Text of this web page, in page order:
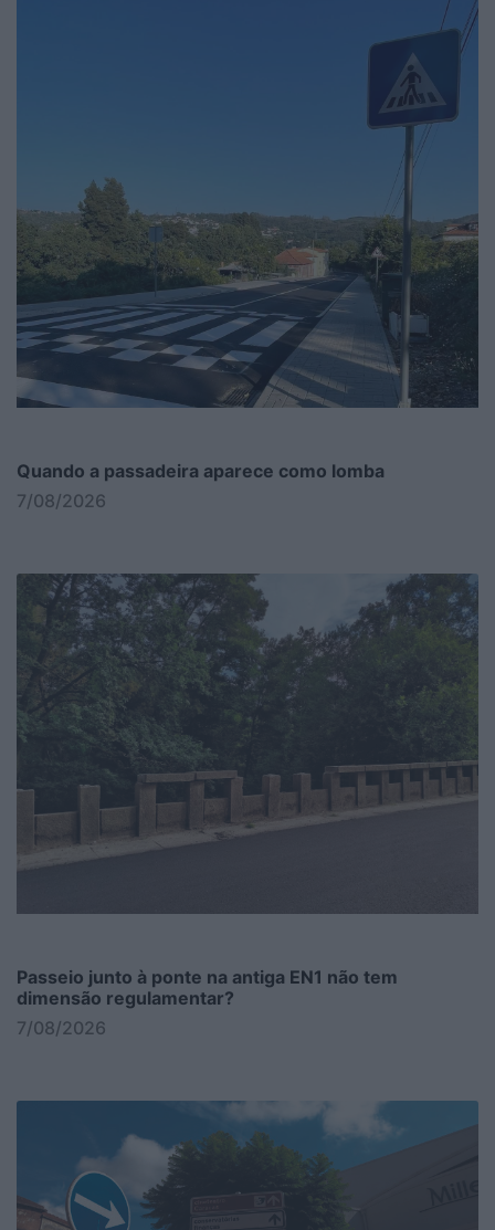
Quando a passadeira aparece como lomba
7/08/2026
Passeio junto à ponte na antiga EN1 não tem
dimensão regulamentar?
7/08/2026